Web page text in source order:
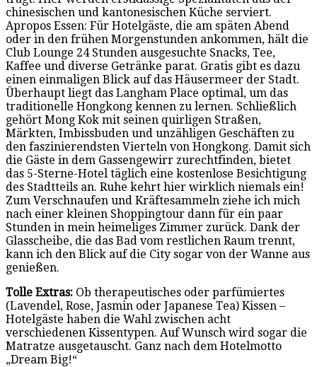
chinesischen und kantonesischen Küche serviert.
Apropos Essen: Für Hotelgäste, die am späten Abend
oder in den frühen Morgenstunden ankommen, hält die
Club Lounge 24 Stunden ausgesuchte Snacks, Tee,
Kaffee und diverse Getränke parat. Gratis gibt es dazu
einen einmaligen Blick auf das Häusermeer der Stadt.
Überhaupt liegt das Langham Place optimal, um das
traditionelle Hongkong kennen zu lernen. Schließlich
gehört Mong Kok mit seinen quirligen Straßen,
Märkten, Imbissbuden und unzähligen Geschäften zu
den faszinierendsten Vierteln von Hongkong. Damit sich
die Gäste in dem Gassengewirr zurechtfinden, bietet
das 5-Sterne-Hotel täglich eine kostenlose Besichtigung
des Stadtteils an. Ruhe kehrt hier wirklich niemals ein!
Zum Verschnaufen und Kräftesammeln ziehe ich mich
nach einer kleinen Shoppingtour dann für ein paar
Stunden in mein heimeliges Zimmer zurück. Dank der
Glasscheibe, die das Bad vom restlichen Raum trennt,
kann ich den Blick auf die City sogar von der Wanne aus
genießen.
Tolle Extras: Ob therapeutisches oder parfümiertes
(Lavendel, Rose, Jasmin oder Japanese Tea) Kissen –
Hotelgäste haben die Wahl zwischen acht
verschiedenen Kissentypen. Auf Wunsch wird sogar die
Matratze ausgetauscht. Ganz nach dem Hotelmotto
„Dream Big!“